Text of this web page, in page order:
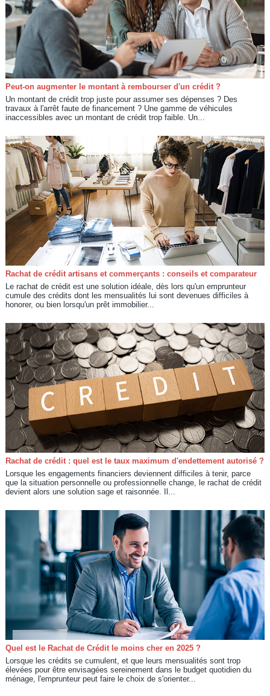
Peut-on augmenter le montant à rembourser d'un crédit ?
Un montant de crédit trop juste pour assumer ses dépenses ? Des
travaux à l'arrêt faute de financement ? Une gamme de véhicules
inaccessibles avec un montant de crédit trop faible. Un...
Rachat de crédit artisans et commerçants : conseils et comparateur
Le rachat de crédit est une solution idéale, dès lors qu'un emprunteur
cumule des crédits dont les mensualités lui sont devenues difficiles à
honorer, ou bien lorsqu'un prêt immobilier...
Rachat de crédit : quel est le taux maximum d'endettement autorisé ?
Lorsque les engagements financiers deviennent difficiles à tenir, parce
que la situation personnelle ou professionnelle change, le rachat de crédit
devient alors une solution sage et raisonnée. Il...
Quel est le Rachat de Crédit le moins cher en 2025 ?
Lorsque les crédits se cumulent, et que leurs mensualités sont trop
élevées pour être envisagées sereinement dans le budget quotidien du
ménage, l'emprunteur peut faire le choix de s'orienter...